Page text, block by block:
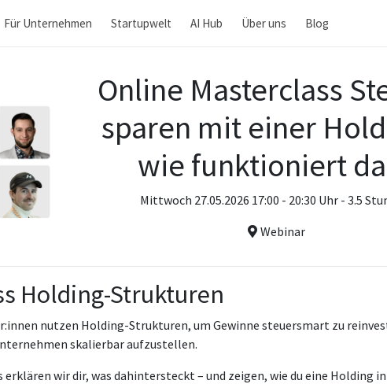
Für Unternehmen Startupwelt AI Hub Über uns Blog
Online Masterclass
sparen mit einer
wie funktioniert
Mittwoch 27.05.2026 17:00 - 20:30 Uhr - 3.5
Webinar
Holding-Strukturen
nutzen Holding-Strukturen, um Gewinne steuersmart zu
skalierbar aufzustellen.
erklären wir dir, was dahintersteckt – und zeigen, wie du eine Holding